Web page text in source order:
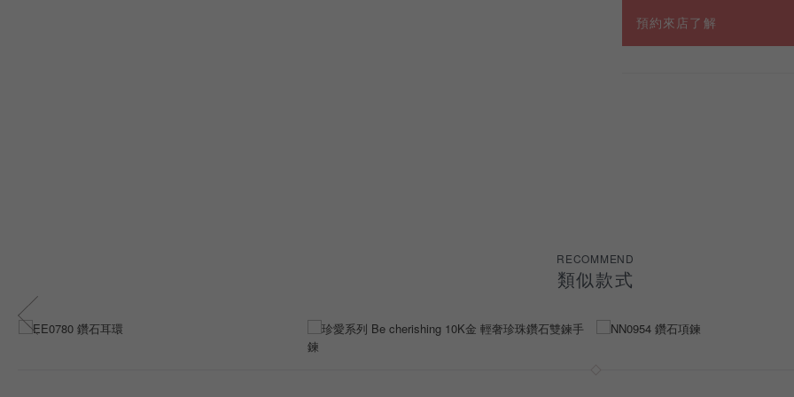
預約來店了解
RECOMMEND
類似款式